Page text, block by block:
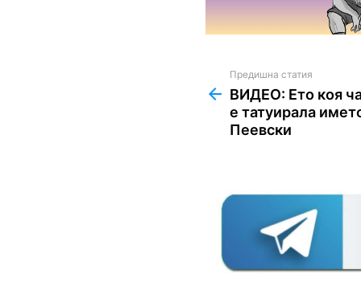
more
Предишна статия
ВИДЕО: Ето коя
е татуирала
Пеевски